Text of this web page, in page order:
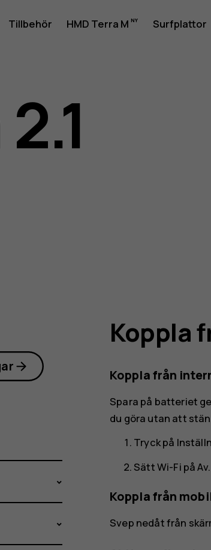
Tillbehör HMD Terra M Surfplattor
Koppla
Koppla från
Spara på batteriet
du göra utan att
Tryck på
SättWi-Fi påAv.
Koppla från
Svep nedåt från